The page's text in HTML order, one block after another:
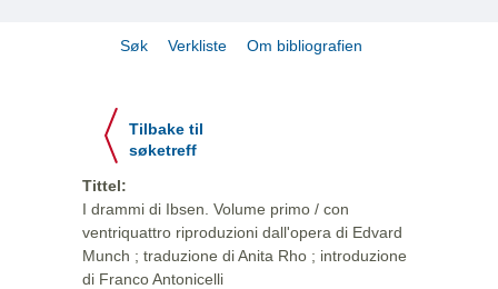
Søk Verkliste Om bibliografien
Tilbake til
søketreff
Tittel:
I drammi di Ibsen. Volume primo / con
ventriquattro riproduzioni dall'opera di Edvard
Munch ; traduzione di Anita Rho ; introduzione
di Franco Antonicelli